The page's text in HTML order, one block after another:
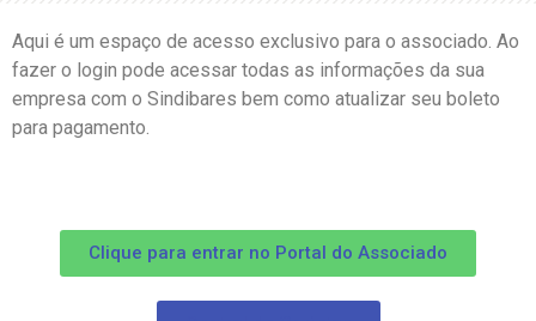
Aqui é um espaço de acesso exclusivo para o associado. Ao
fazer o login pode acessar todas as informações da sua
empresa com o Sindibares bem como atualizar seu boleto
para pagamento.
Clique para entrar no Portal do Associado